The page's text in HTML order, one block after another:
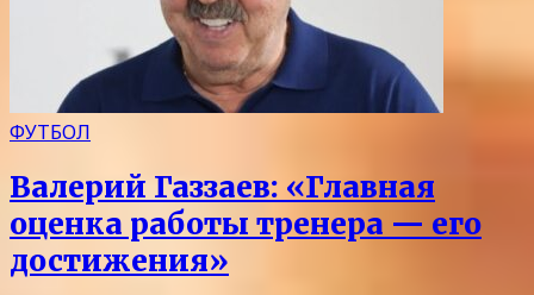
ФУТБОЛ
Валерий Газзаев: «Главная
оценка работы тренера — его
достижения»